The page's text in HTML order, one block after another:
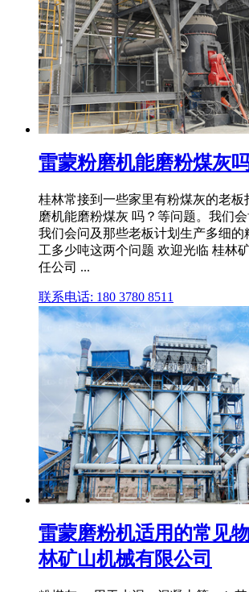
雷蒙粉磨机能磨粉煤灰
桂林常接到一些家里有粉煤灰的老板
磨机能磨粉煤灰 吗？等问题。我们
我们会问及那些老板计划生产多细的
工多少吨这两个问题 欢迎光临 桂林
任公司 ...
联系电话: 180 3780 8511
雷蒙磨粉机适用的常见
林矿山机械有限公司